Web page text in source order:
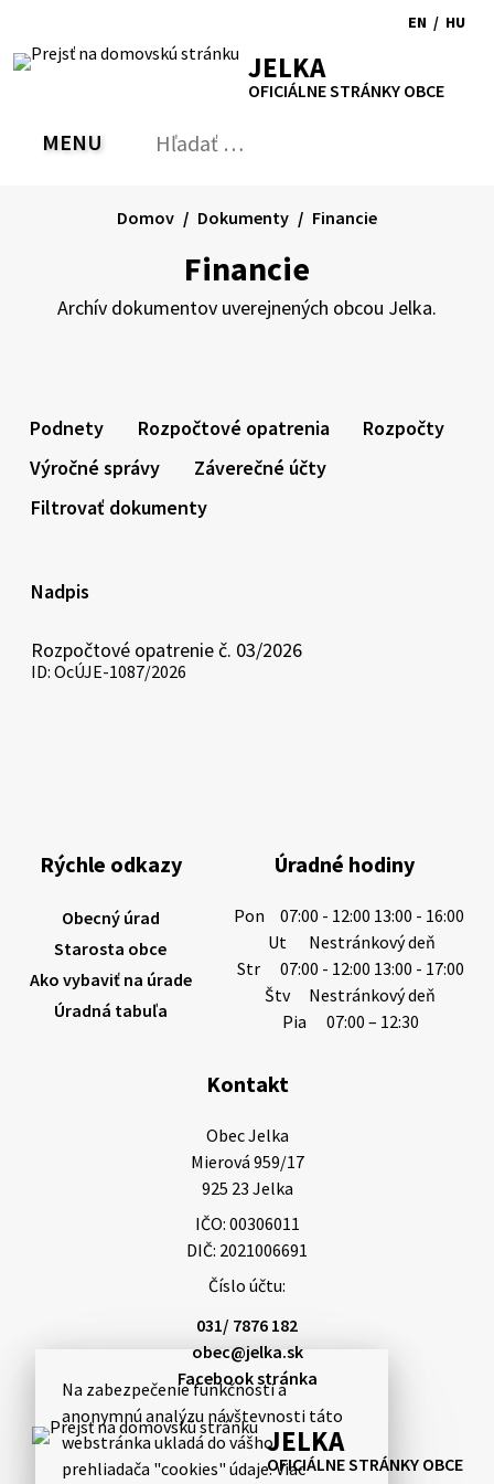
Na zabezpečenie funkčnosti a
anonymnú analýzu návštevnosti táto
webstránka ukladá do vášho
prehliadača "cookies" údaje. Viac
obsah
RSS MapaTlačiť
Zvýšiť
kontrast
písmapísma
EN
to
/ HU
JELKA
OFICIÁLNE STRÁNKY OBCE
PREPNÚŤ
MENU Hľadať:
Financie
Archív dokumentov uverejnených obcou Jelka.
Domov Dokumenty Financie
Podnety Rozpočtové opatrenia
Rozpočty
Výročné správy
Záverečné účty
Filtrovať dokumenty
Nadpis
Rozpočtové opatrenie č. 03/2026
ID: OcÚJE-1087/2026
JELKA
OFICIÁLNE STRÁNKY OBCE
Rýchle odkazy
Obecný úrad
Starosta obce
Ako vybaviť na úrade
Úradná tabuľa
Úradné hodiny
Pon
07:00 - 12:00 13:00 - 16:00
Ut
Nestránkový deň
Str
07:00 - 12:00 13:00 - 17:00
Štv
Nestránkový deň
Pia
07:00 – 12:30
Kontakt
Obec Jelka
Mierová 959/17
925 23 Jelka
IČO: 00306011
DIČ: 2021006691
Číslo účtu:
031/ 7876 182
obec@jelka.sk
Facebook stránka